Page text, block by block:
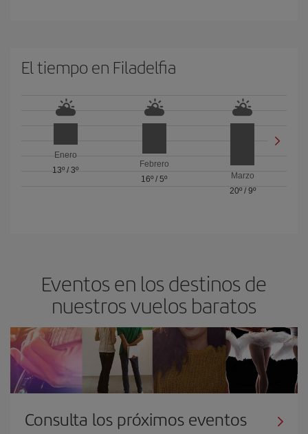
El tiempo en Filadelfia
Enero
13º /3º
Febrero
16º / 5º
Marzo
20º/ 9º
Eventos en los destinos de
nuestros vuelos baratos
Consulta los próximos eventos